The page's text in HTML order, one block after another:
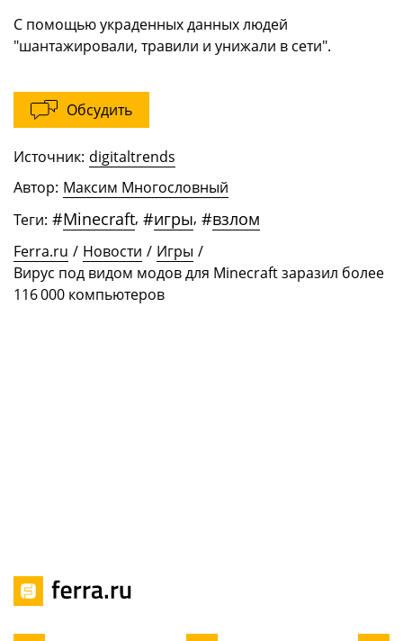
С помощью украденных данных людей
"шантажировали, травили и унижали в сети".
Обсудить
Источник: digitaltrends
Автор: Максим Многословный
Теги: #Minecraft, #игры, #взлом
Ferra.ru / Новости / Игры /
Вирус под видом модов для Minecraft заразил более
116 000 компьютеров